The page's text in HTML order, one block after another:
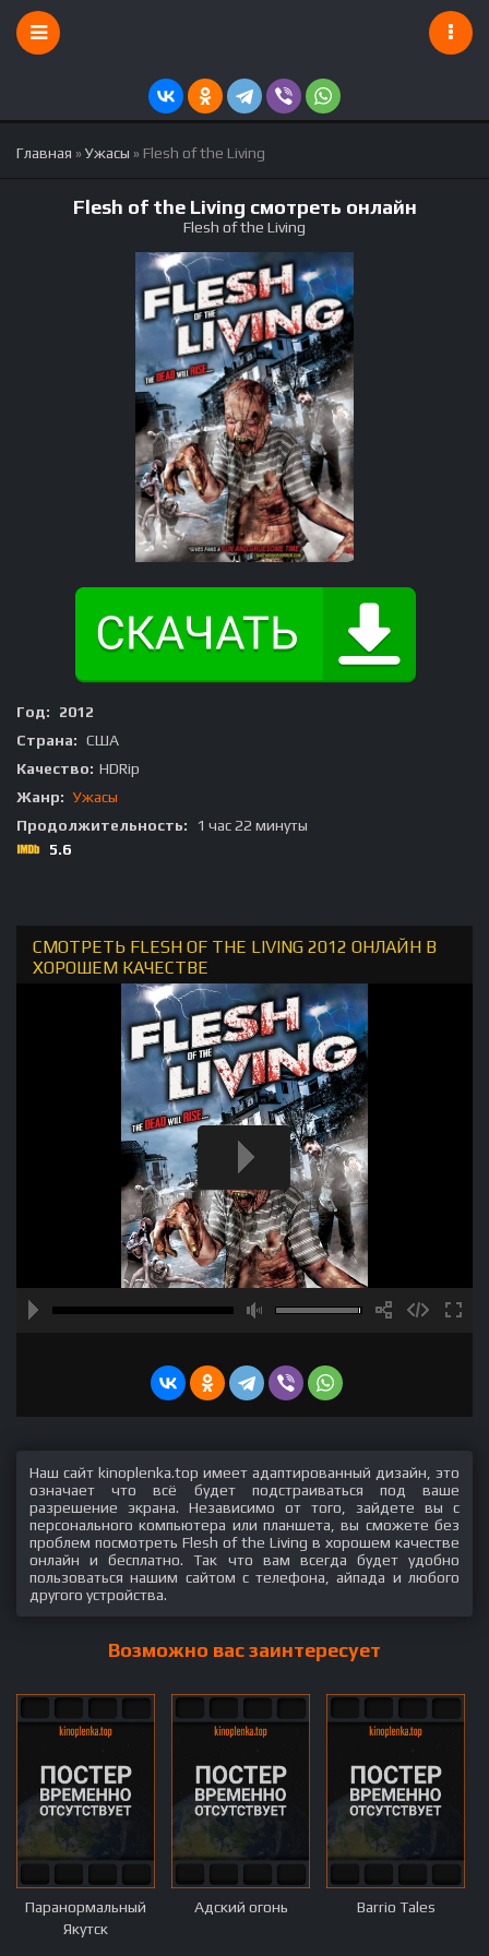
Главная »Ужасы » Flesh of the Living
Flesh of the Living смотреть онлайн
Flesh of the Living
Год:
2012
Страна: США
Качество: HDRip
Жанр: Ужасы
Продолжительность:
1 час 22 минуты
5.6
СМОТРЕТЬ FLESH OF THE LIVING 2012 ОНЛАЙН В
ХОРОШЕМ КАЧЕСТВЕ
Наш сайт kinoplenka.top имеет адаптированный дизайн, это
означает что всё будет подстраиваться под ваше
разрешение экрана. Независимо от того, зайдете вы с
персонального компьютера или планшета, вы сможете без
проблем посмотреть Flesh of the Living в хорошем качестве
онлайн и бесплатно. Так что вам всегда будет удобно
пользоваться нашим сайтом с телефона, айпада и любого
другого устройства.
Возможно вас заинтересует
Паранормальный
Якутск
Адский огонь Barrio Tales